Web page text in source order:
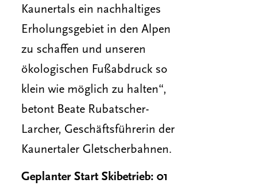
Kaunertals ein nachhaltiges
Erholungsgebiet in den Alpen
zu schaffen und unseren
ökologischen Fußabdruck so
klein wie möglich zu halten“,
betont Beate Rubatscher-
Larcher, Geschäftsführerin der
Kaunertaler Gletscherbahnen.
Geplanter Start Skibetrieb: 01